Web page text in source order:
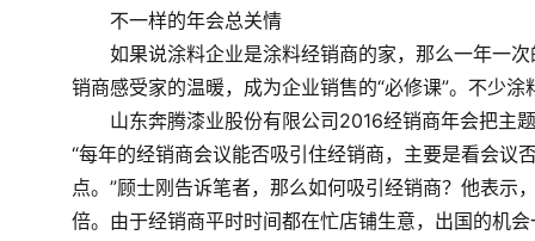
不一样的年会总关情
如果说涂料企业是涂料经销商的家，那么一年一次
销商感受家的温暖，成为企业销售的“必修课”。不少
山东奔腾漆业股份有限公司2016经销商年会把主题
“每年的经销商会议能否吸引住经销商，主要是看会议
点。”顾士刚告诉笔者，那么如何吸引经销商？他表
倍。由于经销商平时时间都在忙店铺生意，出国的机